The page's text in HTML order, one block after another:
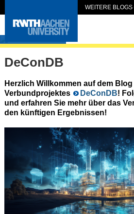
WEITERE BLOGS
DeConDB
DeConDB
Herzlich Willkommen auf dem
Verbundprojektes
DeConDB!
und erfahren Sie mehr über das
den künftigen Ergebnissen!